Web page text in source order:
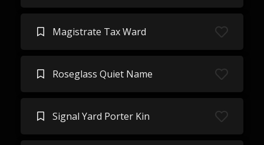
Magistrate Tax Ward
Roseglass Quiet Name
Signal Yard Porter Kin